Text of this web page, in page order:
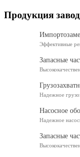
Продукция
Эффективные
Запасные
Надежное
Насосное
Надежное
Запасные